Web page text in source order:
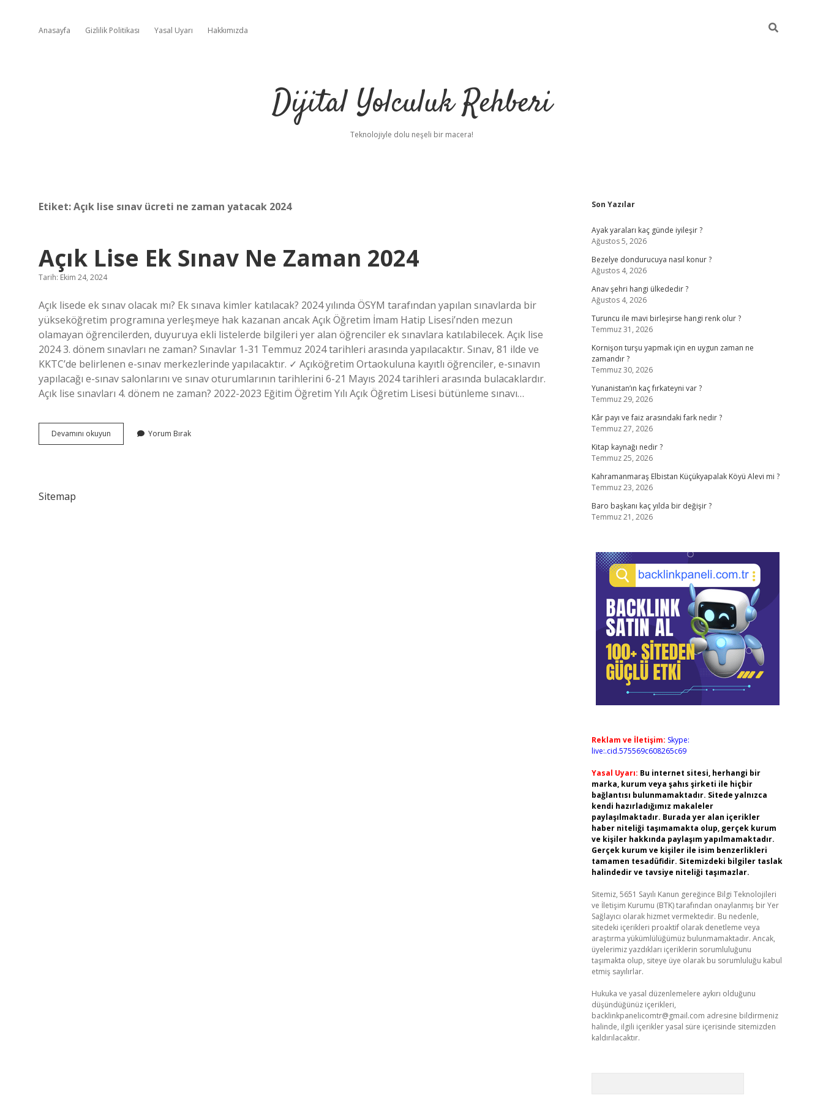
Anasayfa Gizlilik Politikası Yasal Uyarı Hakkımızda
Dijital Yolculuk Rehberi
Teknolojiyle dolu neşeli bir macera!
Etiket:Açık lise sınav ücreti ne zaman yatacak 2024
Açık Lise Ek Sınav Ne Zaman 2024
Tarih: Ekim 24, 2024
Açık lisede ek sınav olacak mı? Ek sınava kimler katılacak? 2024 yılında ÖSYM tarafından yapılan sınavlarda bir
yükseköğretim programına yerleşmeye hak kazanan ancak Açık Öğretim İmam Hatip Lisesi’nden mezun
olamayan öğrencilerden, duyuruya ekli listelerde bilgileri yer alan öğrenciler ek sınavlara katılabilecek. Açık lise
2024 3. dönem sınavları ne zaman? Sınavlar 1-31 Temmuz 2024 tarihleri ​​arasında yapılacaktır. Sınav, 81 ilde ve
KKTC’de belirlenen e-sınav merkezlerinde yapılacaktır. ✓ Açıköğretim Ortaokuluna kayıtlı öğrenciler, e-sınavın
yapılacağı e-sınav salonlarını ve sınav oturumlarının tarihlerini 6-21 Mayıs 2024 tarihleri ​​arasında bulacaklardır.
Açık lise sınavları 4. dönem ne zaman? 2022-2023 Eğitim Öğretim Yılı Açık Öğretim Lisesi bütünleme sınavı…
Devamını okuyun
Lise
Yorum Bırak
Sitemap
Sidebar
Son Yazılar
Ayak yaraları kaç günde iyileşir ?
Ağustos 5, 2026
Bezelye dondurucuya nasıl konur ?
Ağustos 4, 2026
Anav şehri hangi ülkededir ?
Ağustos 4, 2026
Turuncu ile mavi birleşirse hangi renk olur ?
Temmuz 31, 2026
Kornişon turşu yapmak için en uygun zaman ne
zamandır ?
Temmuz 30, 2026
Yunanistan’ın kaç fırkateyni var ?
Temmuz 29, 2026
Kâr payı ve faiz arasındaki fark nedir ?
Temmuz 27, 2026
Kitap kaynağı nedir ?
Temmuz 25, 2026
Kahramanmaraş Elbistan Küçükyapalak Köyü Alevi mi ?
Temmuz 23, 2026
Baro başkanı kaç yılda bir değişir ?
Temmuz 21, 2026
Reklam ve İletişim: Skype:
live:.cid.575569c608265c69
Yasal Uyarı: Bu internet sitesi, herhangi bir
marka, kurum veya şahıs şirketi ile hiçbir
bağlantısı bulunmamaktadır. Sitede yalnızca
kendi hazırladığımız makaleler
paylaşılmaktadır. Burada yer alan içerikler
haber niteliği taşımamakta olup, gerçek kurum
ve kişiler hakkında paylaşım yapılmamaktadır.
Gerçek kurum ve kişiler ile isim benzerlikleri
tamamen tesadüfidir. Sitemizdeki bilgiler taslak
halindedir ve tavsiye niteliği taşımazlar.
Sitemiz, 5651 Sayılı Kanun gereğince Bilgi Teknolojileri
ve İletişim Kurumu (BTK) tarafından onaylanmış bir Yer
Sağlayıcı olarak hizmet vermektedir. Bu nedenle,
sitedeki içerikleri proaktif olarak denetleme veya
araştırma yükümlülüğümüz bulunmamaktadır. Ancak,
üyelerimiz yazdıkları içeriklerin sorumluluğunu
taşımakta olup, siteye üye olarak bu sorumluluğu kabul
etmiş sayılırlar.
Hukuka ve yasal düzenlemelere aykırı olduğunu
düşündüğünüz içerikleri,
backlinkpanelicomtr@gmail.com adresine bildirmeniz
halinde, ilgili içerikler yasal süre içerisinde sitemizden
kaldırılacaktır.